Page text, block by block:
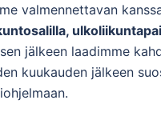
valmennettavan
jälkeen laadimme
kuukauden jälkeen